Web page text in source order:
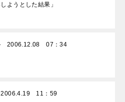
ようとした結果」
2006.12.08 07：34
11：59